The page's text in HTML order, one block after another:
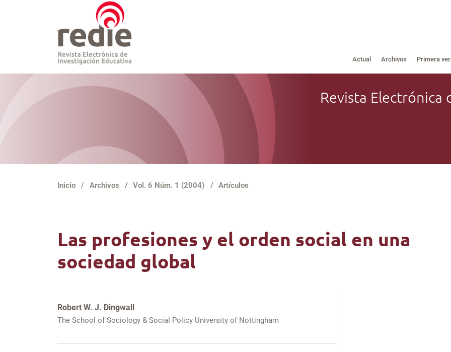
Actual Archivos Primera
Revista Electrónica
Inicio / Archivos / Vol. 6 Núm. 1 (2004) / Artículos
Las profesiones y el orden social en una
sociedad global
Robert W. J. Dingwall
The School of Sociology & Social Policy University of Nottingham